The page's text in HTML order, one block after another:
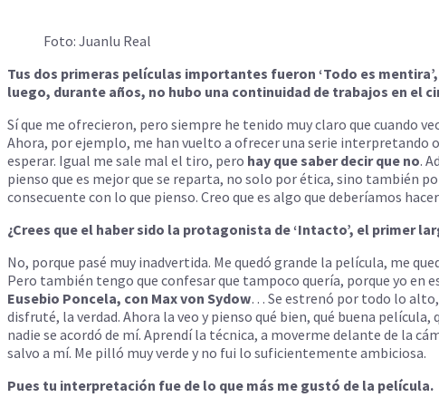
Foto: Juanlu Real
Tus dos primeras películas importantes fueron ‘Todo es
luego, durante años, no hubo una continuidad de trabajos en el
Sí que me ofrecieron, pero siempre he tenido muy claro que cuando
Ahora, por ejemplo, me han vuelto a ofrecer una serie interpretando
esperar. Igual me sale mal el tiro, pero hay que saber decir que no.
pienso que es mejor que se reparta, no solo por ética, sino también
consecuente con lo que pienso. Creo que es algo que deberíamos
¿Crees que el haber sido la protagonista de ‘Intacto’, el
No, porque pasé muy inadvertida. Me quedó grande la película, me
Pero también tengo que confesar que tampoco quería, porque yo
Eusebio Poncela, con Max von Sydow… Se estrenó por todo lo alto,
disfruté, la verdad. Ahora la veo y pienso qué bien, qué buena
nadie se acordó de mí. Aprendí la técnica, a moverme delante de la
salvo a mí. Me pilló muy verde y no fui lo suficientemente ambiciosa.
Pues tu interpretación fue de lo que más me gustó de la película.